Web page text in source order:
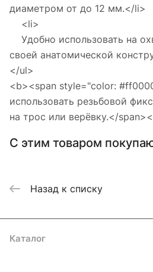
диаметром от до 12 мм.</li>
<li>
Удобно использовать на
своей анатомической
</ul>
<b><span style="color:
использовать резьбовой
на трос или верёвку.</
С этим товаром
Назад к списку
Каталог